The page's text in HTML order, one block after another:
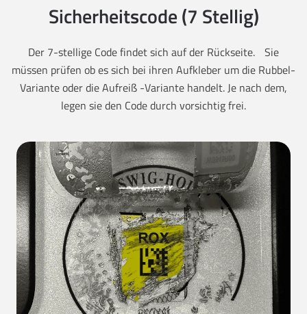
Sicherheitscode (7 Stellig)
Der 7-stellige Code findet sich auf der Rückseite. Sie
müssen prüfen ob es sich bei ihren Aufkleber um die Rubbel-
Variante oder die Aufreiß -Variante handelt. Je nach dem,
legen sie den Code durch vorsichtig frei.